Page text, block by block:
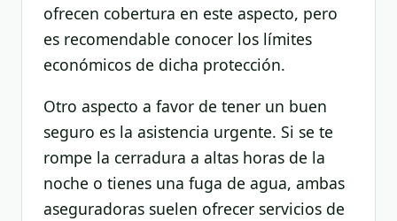
ofrecen cobertura en este aspecto, pero
es recomendable conocer los límites
económicos de dicha protección.
Otro aspecto a favor de tener un buen
seguro es la asistencia urgente. Si se te
rompe la cerradura a altas horas de la
noche o tienes una fuga de agua, ambas
aseguradoras suelen ofrecer servicios de